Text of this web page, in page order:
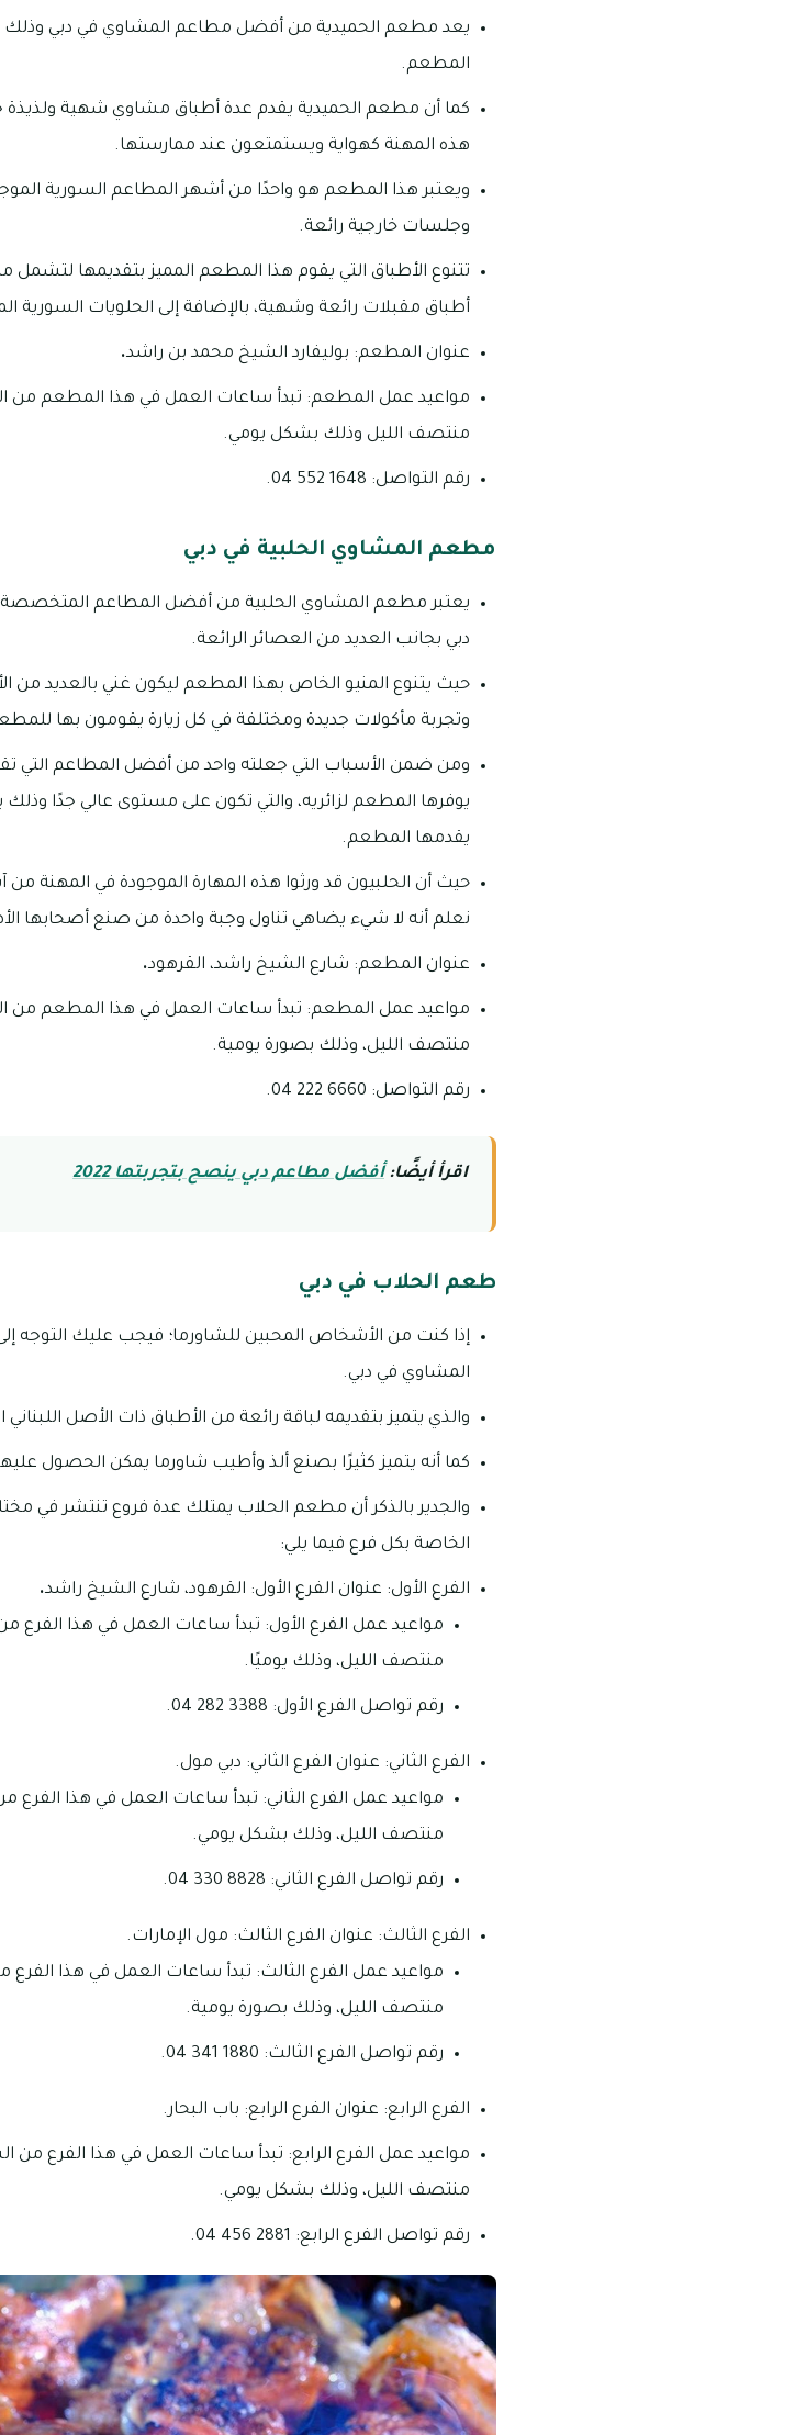
يعد مطعم الحميدية من أفضل مطاعم المشاوي في دبي وذلك
المطعم.
كما أن مطعم الحميدية يقدم عدة أطباق مشاوي شهية ولذيذة
هذه المهنة كهواية ويستمتعون عند ممارستها.
ويعتبر هذا المطعم هو واحدًا من أشهر المطاعم السورية
وجلسات خارجية رائعة.
تتنوع الأطباق التي يقوم هذا المطعم المميز بتقديمها
أطباق مقبلات رائعة وشهية، بالإضافة إلى الحلويات السورية
عنوان المطعم: بوليفارد الشيخ محمد بن راشد.
منتصف الليل وذلك بشكل يومي.
رقم التواصل: 1648 552 04.
مطعم المشاوي الحلبية في دبي
يعتبر مطعم المشاوي الحلبية من أفضل المطاعم المتخصصة
دبي بجانب العديد من العصائر الرائعة.
حيث يتنوع المنيو الخاص بهذا المطعم ليكون غني بالعديد من
وتجربة مأكولات جديدة ومختلفة في كل زيارة يقومون بها
ومن ضمن الأسباب التي جعلته واحد من أفضل المطاعم التي
يوفرها المطعم لزائريه، والتي تكون على مستوى عالي جدًا وذلك
يقدمها المطعم.
حيث أن الحلبيون قد ورثوا هذه المهارة الموجودة في المهنة
نعلم أنه لا شيء يضاهي تناول وجبة واحدة من صنع أصحابها
عنوان المطعم: شارع الشيخ راشد، القرهود.
منتصف الليل، وذلك بصورة يومية.
رقم التواصل: 6660 222 04.
اقرأ أيضًا:أفضل مطاعم دبي ينصح بتجربتها 2022
طعم الحلاب في دبي
إذا كنت من الأشخاص المحبين للشاورما؛ فيجب عليك
المشاوي في دبي.
والذي يتميز بتقديمه لباقة رائعة من الأطباق ذات الأصل
كما أنه يتميز كثيرًا بصنع ألذ وأطيب شاورما يمكن الحصول
والجدير بالذكر أن مطعم الحلاب يمتلك عدة فروع تنتشر في
الخاصة بكل فرع فيما يلي:
الفرع الأول: عنوان الفرع الأول: القرهود، شارع الشيخ راشد.
منتصف الليل، وذلك يوميًا.
رقم تواصل الفرع الأول: 3388 282 04.
الفرع الثاني: عنوان الفرع الثاني: دبي مول.
منتصف الليل، وذلك بشكل يومي.
رقم تواصل الفرع الثاني: 8828 330 04.
الفرع الثالث: عنوان الفرع الثالث: مول الإمارات.
منتصف الليل، وذلك بصورة يومية.
رقم تواصل الفرع الثالث: 1880 341 04.
الفرع الرابع: عنوان الفرع الرابع: باب البحار.
منتصف الليل، وذلك بشكل يومي.
رقم تواصل الفرع الرابع: 2881 456 04.